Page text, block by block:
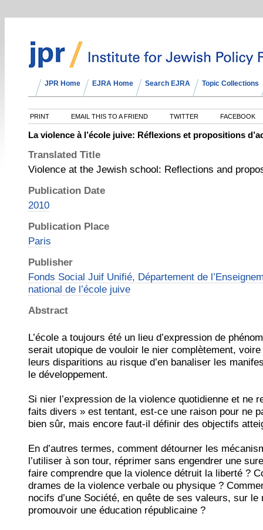
JPR Home EJRA Home Search EJRA Topic Collections
PRINT EMAIL THIS TO A FRIEND TWITTER FACEBOOK
La violence à l’école juive: Réflexions et propositions
Translated Title
Violence at the Jewish school: Reflections and
Publication Date
2010
Publication Place
Paris
Publisher
Fonds Social Juif Unifié, Département de
national de l’école juive
Abstract
L’école a toujours été un lieu d’expression de
serait utopique de vouloir le nier complètement,
leurs disparitions au risque d’en banaliser les
le développement.
Si nier l’expression de la violence quotidienne et ne
faits divers » est tentant, est-ce une raison pour ne
bien sûr, mais encore faut-il définir des objectifs
En d’autres termes, comment détourner les
l’utiliser à son tour, réprimer sans engendrer une
faire comprendre que la violence détruit la liberté ?
drames de la violence verbale ou physique ?
nocifs d’une Société, en quête de ses valeurs, sur
promouvoir une éducation républicaine ?